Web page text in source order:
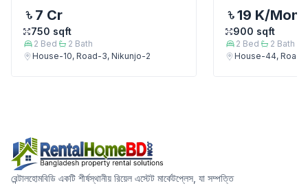
7 Cr
750 sqft
2 Bed 2 Bath
House-10, Road-3, Nikunjo-2
19 K/
900 sqft
2 Bed 2 Bath
House-44, Road-
রেন্টালহোমবিডি একটি শীর্ষস্থানীয় রিয়েল এস্টেট মার্কেটপ্লেস, যা সম্পত্তি